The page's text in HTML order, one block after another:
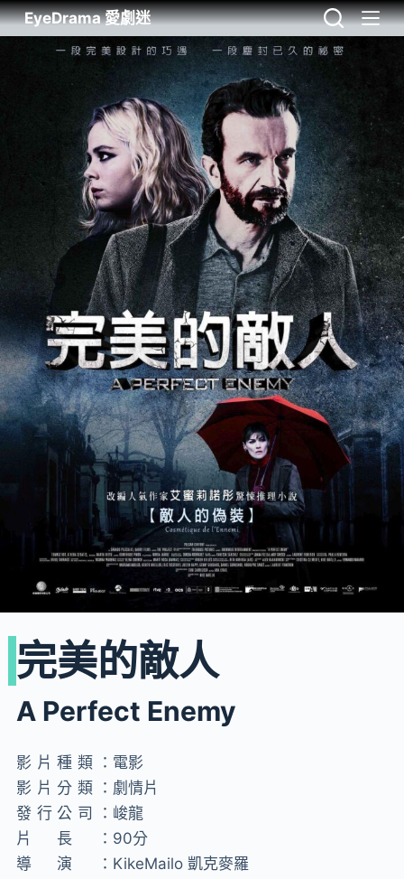
EyeDrama 愛劇迷
完美的敵人
A Perfect Enemy
影片種類： 電影
影片分類： 劇情片
發行公司： 峻龍
片長： 90分
導演： KikeMailo 凱克麥羅